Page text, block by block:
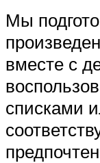
Мы
вместе с
списками